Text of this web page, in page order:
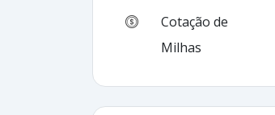
Cotação de
Milhas